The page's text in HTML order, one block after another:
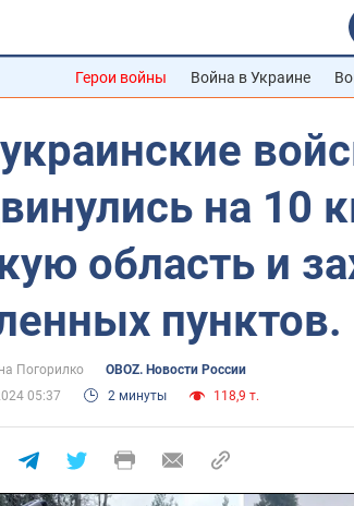
Герои войны Война в Украине
на 10
область и
пунктов.
Погорилко
OBOZ. Новости России
05:37
2 минуты 118,9 т.